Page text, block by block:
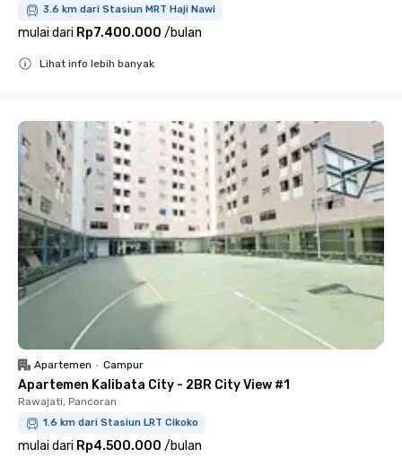
3.6 km dari Stasiun MRT Haji Nawi
mulai dari Rp7.400.000 /bulan
Lihat info lebih banyak
Apartemen • Campur
Apartemen Kalibata City - 2BR City View #1
Rawajati, Pancoran
1.6 km dari Stasiun LRT Cikoko
mulai dari Rp4.500.000 /bulan